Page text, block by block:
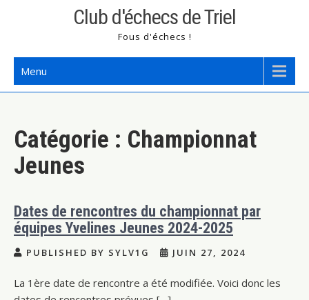
Club d'échecs de Triel
Fous d'échecs !
Menu
Catégorie : Championnat
Jeunes
Dates de rencontres du championnat par
équipes Yvelines Jeunes 2024-2025
PUBLISHED BY SYLV1G JUIN 27, 2024
La 1ère date de rencontre a été modifiée. Voici donc les